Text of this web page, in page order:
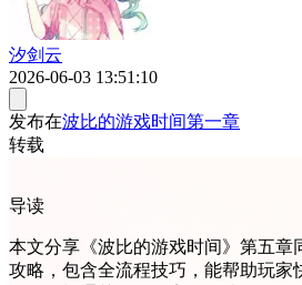
汐剑云
2026-06-03 13:51:10
发布在波比的游戏时间第一章
转载
导读
本文分享《波比的游戏时间》第五章
攻略，包含全流程技巧，能帮助玩家